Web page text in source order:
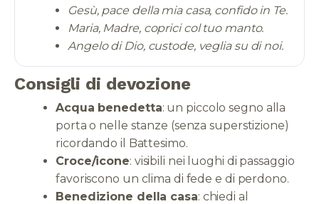
Gesù, pace della mia casa, confido in Te.
Maria, Madre, coprici col tuo manto.
Angelo di Dio, custode, veglia su di noi.
Consigli di devozione
Acqua benedetta: un piccolo segno alla
porta o nelle stanze (senza superstizione)
ricordando il Battesimo.
Croce/icone: visibili nei luoghi di passaggio
favoriscono un clima di fede e di perdono.
Benedizione della casa: chiedi al